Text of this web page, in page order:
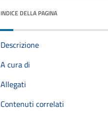
INDICE DELLA PAGINA
Descrizione
A cura di
Allegati
Contenuti correlati